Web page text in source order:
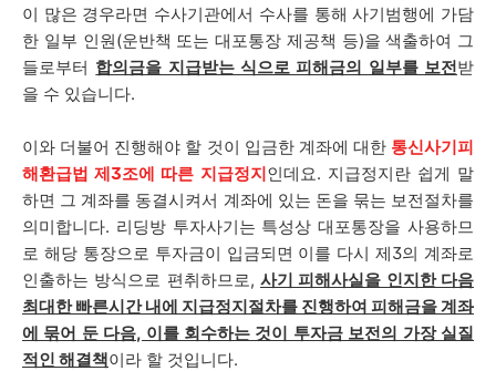
이 많은 경우라면 수사기관에서 수사를 통해 사기범행에 가담
한 일부 인원(운반책 또는 대포통장 제공책 등)을 색출하여 그
들로부터 합의금을 지급받는 식으로 피해금의 일부를 보전받
을 수 있습니다.
이와 더불어 진행해야 할 것이 입금한 계좌에 대한 통신사기피
해환급법 제3조에 따른 지급정지인데요. 지급정지란 쉽게 말
하면 그 계좌를 동결시켜서 계좌에 있는 돈을 묶는 보전절차를
의미합니다. 리딩방 투자사기는 특성상 대포통장을 사용하므
로 해당 통장으로 투자금이 입금되면 이를 다시 제3의 계좌로
인출하는 방식으로 편취하므로, 사기 피해사실을 인지한 다음
최대한 빠른시간 내에 지급정지절차를 진행하여 피해금을 계좌
에 묶어 둔 다음, 이를 회수하는 것이 투자금 보전의 가장 실질
적인 해결책이라 할 것입니다.